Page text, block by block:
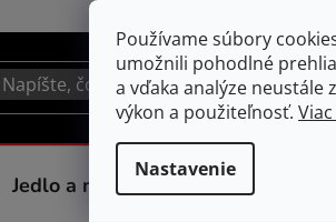
Používame súbory
umožnili pohodlné
a vďaka analýze neustále
výkon a použiteľnosť.
Nastavenie
Jedlo a nápoje Spotrebiče do